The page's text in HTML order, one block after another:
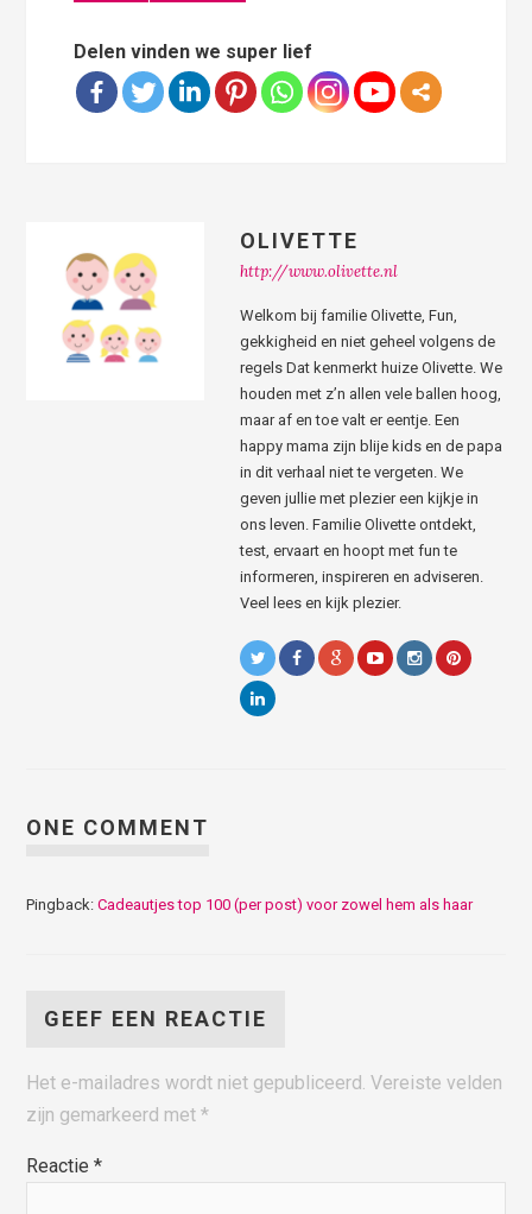
Delen vinden we super lief
OLIVETTE
http://www.olivette.nl
Welkom bij familie Olivette, Fun,
gekkigheid en niet geheel volgens de
regels Dat kenmerkt huize Olivette. We
houden met z’n allen vele ballen hoog,
maar af en toe valt er eentje. Een
happy mama zijn blije kids en de papa
in dit verhaal niet te vergeten. We
geven jullie met plezier een kijkje in
ons leven. Familie Olivette ontdekt,
test, ervaart en hoopt met fun te
informeren, inspireren en adviseren.
Veel lees en kijk plezier.
ONE COMMENT
Pingback:Cadeautjes top 100 (per post) voor zowel hem als haar
GEEF EEN REACTIE
Het e-mailadres wordt niet gepubliceerd. Vereiste velden
zijn gemarkeerd met*
Reactie*